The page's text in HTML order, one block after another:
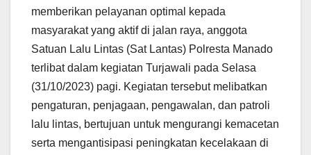
memberikan pelayanan optimal kepada
masyarakat yang aktif di jalan raya, anggota
Satuan Lalu Lintas (Sat Lantas) Polresta Manado
terlibat dalam kegiatan Turjawali pada Selasa
(31/10/2023) pagi. Kegiatan tersebut melibatkan
pengaturan, penjagaan, pengawalan, dan patroli
lalu lintas, bertujuan untuk mengurangi kemacetan
serta mengantisipasi peningkatan kecelakaan di